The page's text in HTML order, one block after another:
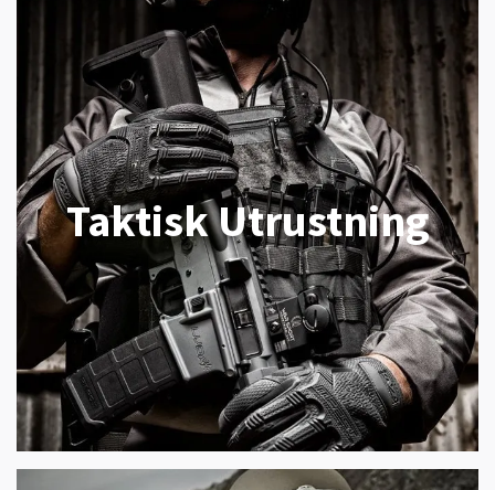
Taktisk Utrustning